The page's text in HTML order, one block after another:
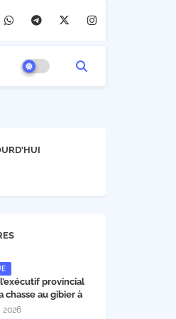
provincial
chasse au gibier à
du 1er août au
2026